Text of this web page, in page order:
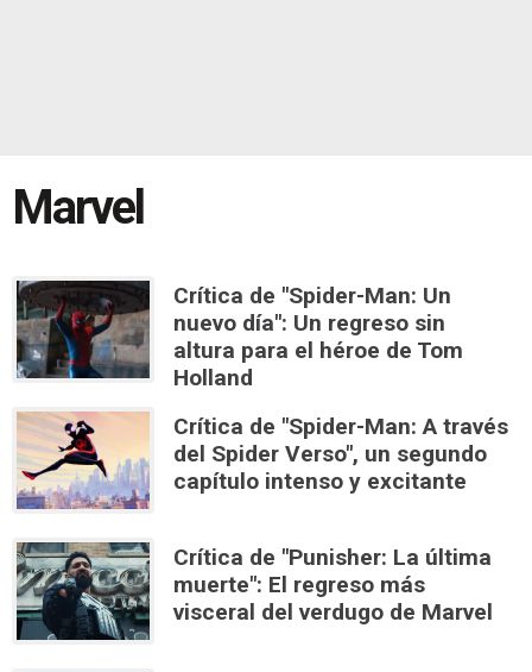
Marvel
Crítica de "Spider-Man: Un
nuevo día": Un regreso sin
altura para el héroe de Tom
Holland
Crítica de "Spider-Man: A través
del Spider Verso", un segundo
capítulo intenso y excitante
Crítica de "Punisher: La última
muerte": El regreso más
visceral del verdugo de Marvel